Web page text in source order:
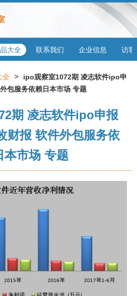
大全 联系我们 企业信息 访客
全 >
ipo观察室1072期 凌志软件ipo申
包服务依赖日本市场 专题
期 凌志软件ipo申报
财报 软件外包服务依
本市场 专题